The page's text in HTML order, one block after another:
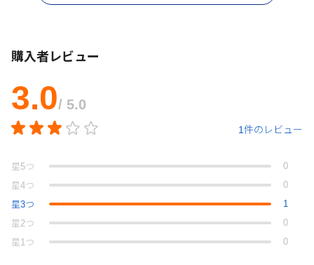
購入者レビュー
3.0/ 5.0
1件のレビュー
星 5つ
0
星4つ
0
星3つ
1
星 2つ
0
星 1つ 0